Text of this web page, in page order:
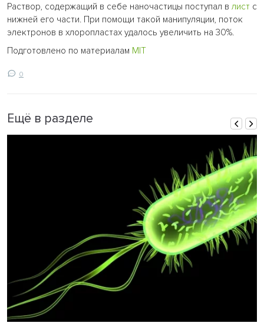
Раствор, содержащий в себе наночастицы поступал в лист с
нижней его части. При помощи такой манипуляции, поток
электронов в хлоропластах удалось увеличить на 30%.
Подготовлено по материалам МIT
0
Ещё в разделе